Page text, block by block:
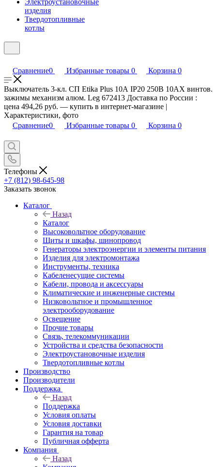
Электроустановочные
изделия
Твердотопливные
котлы
Сравнение0 Избранные товары 0 Корзина 0
Выключатель 3-кл. СП Etika Plus 10А IP20 250В 10AX винтов.
зажимы механизм алюм. Leg 672413 Доставка по России :
цена 494,26 руб. — купить в интернет-магазине |
Характеристики, фото
Сравнение0 Избранные товары 0 Корзина 0
Телефоны
+7 (812) 98-645-98
Заказать звонок
Каталог
Назад
Каталог
Высоковольтное оборудование
Щиты и шкафы, шинопровод
Генераторы электроэнергии и элементы питания
Изделия для электромонтажа
Инструменты, техника
Кабеленесущие системы
Кабели, провода и аксессуары
Климатические и инженерные системы
Низковольтное и промышленное
электрооборудование
Освещение
Прочие товары
Связь, телекоммуникации
Устройства и средства безопасности
Электроустановочные изделия
Твердотопливные котлы
Производство
Производители
Поддержка
Назад
Поддержка
Условия оплаты
Условия доставки
Гарантия на товар
Публичная офферта
Компания
Назад